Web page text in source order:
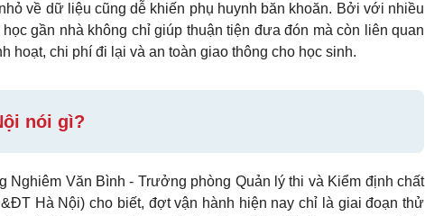
về dữ liệu cũng dễ khiến phụ huynh băn khoăn. Bởi với nhiều
gần nhà không chỉ giúp thuận tiện đưa đón mà còn liên quan
hoạt, chi phí đi lại và an toàn giao thông cho học sinh.
nói gì?
Nghiêm Văn Bình - Trưởng phòng Quản lý thi và Kiểm định chất
Hà Nội) cho biết, đợt vận hành hiện nay chỉ là giai đoạn thử